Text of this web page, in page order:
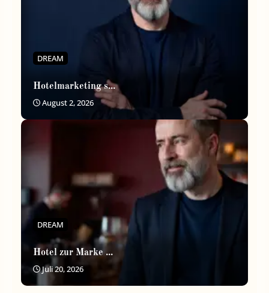
DREAM
Hotelmarketing s...
August 2, 2026
DREAM
Hotel zur Marke ...
Juli 20, 2026